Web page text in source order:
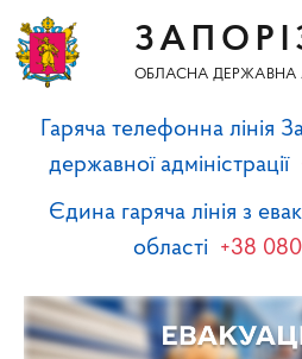
ОБЛАСНА ДЕРЖАВНА
Гаряча телефонна лінія
державної адміністрації
Єдина гаряча лінія з
області +38